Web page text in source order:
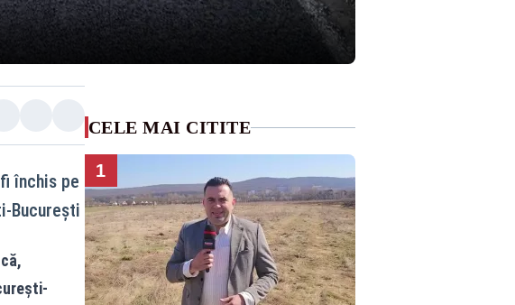
închis pe
București
CELE MAI CITITE
1